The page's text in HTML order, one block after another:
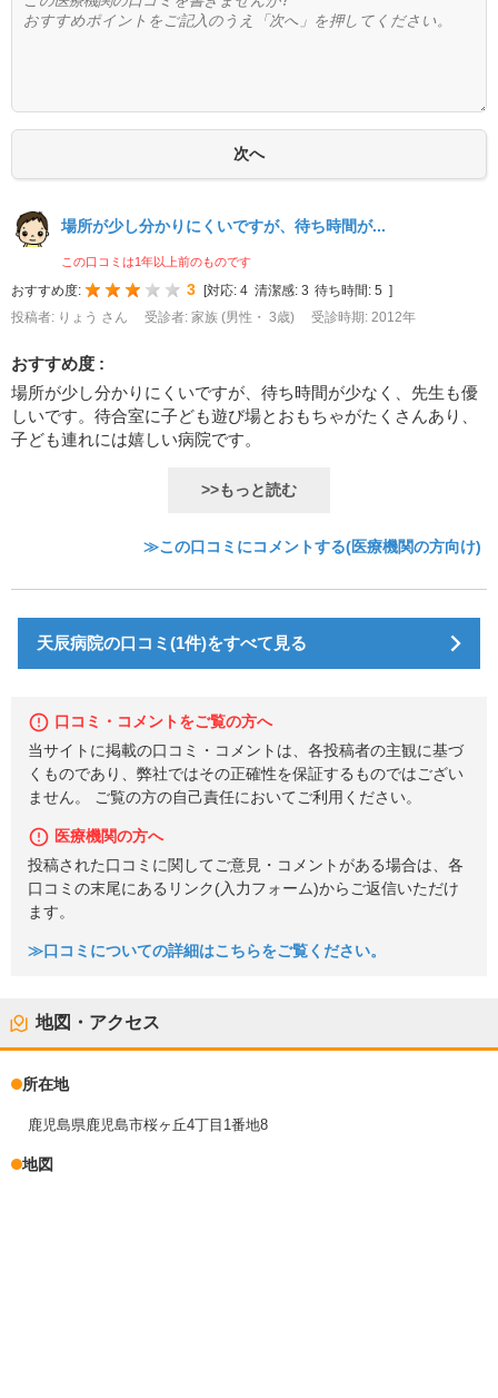
場所が少し分かりにくいですが、待ち時間が...
この口コミは1年以上前のものです
おすすめ度: 3 対応: 4 清潔感: 3 待ち時間: 5
投稿者: りょう さん
受診者: 家族 (男性・ 3歳) 受診時期: 2012年
おすすめ度 :
場所が少し分かりにくいですが、待ち時間が少なく、先生も優
しいです。待合室に子ども遊び場とおもちゃがたくさんあり、
子ども連れには嬉しい病院です。
>>もっと読む
≫この口コミにコメントする(医療機関の方向け)
天辰病院の口コミ(1件)をすべて見る
口コミ・コメントをご覧の方へ
当サイトに掲載の口コミ・コメントは、各投稿者の主観に基づ
くものであり、弊社ではその正確性を保証するものではござい
ません。 ご覧の方の自己責任においてご利用ください。
医療機関の方へ
投稿された口コミに関してご意見・コメントがある場合は、各
口コミの末尾にあるリンク(入力フォーム)からご返信いただけ
ます。
≫口コミについての詳細はこちらをご覧ください。
地図・アクセス
所在地
鹿児島県鹿児島市桜ヶ丘4丁目1番地8
地図